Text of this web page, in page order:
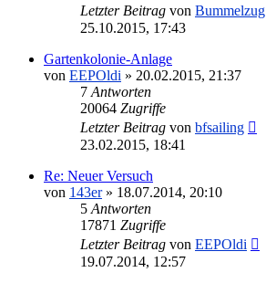
Letzter Beitrag von Bummelzug
25.10.2015, 17:43
Gartenkolonie-Anlage
von EEPOldi » 20.02.2015, 21:37
7 Antworten
20064 Zugriffe
Letzter Beitrag von bfsailing
23.02.2015, 18:41
Re: Neuer Versuch
von 143er» 18.07.2014, 20:10
5 Antworten
17871 Zugriffe
Letzter Beitrag von EEPOldi
19.07.2014, 12:57